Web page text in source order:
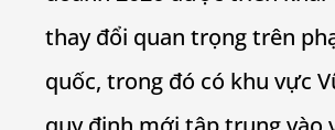
thay đổi quan trọng trên
quốc, trong đó có khu vực